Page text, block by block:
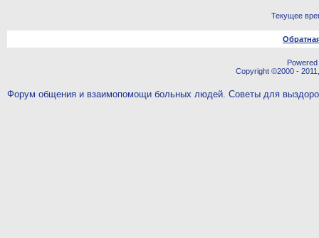
Текущее
Copyright ©2000 -
Форум общения и взаимопомощи больных людей. Советы для